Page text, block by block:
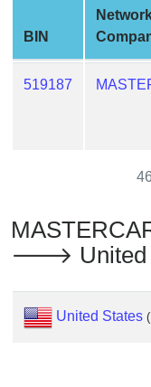
My
IP
Address
Checker
/
Validator
BIN
519187
🡒 United
United States